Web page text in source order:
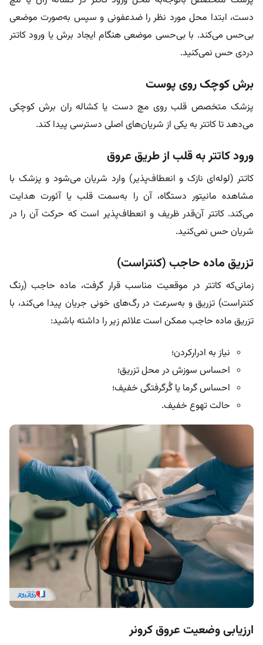
دست، ابتدا محل مورد نظر را ضدعفونی و سپس به‌صورت موضعی
بی‌حس می‌کند. با بی‌حسی موضعی هنگام ایجاد برش یا ورود کاتتر
دردی حس نمی‌کنید.
برش کوچک روی پوست
پزشک متخصص قلب روی مچ دست یا کشاله ران برش کوچکی
می‌دهد تا کاتتر به یکی از شریان‌های اصلی دسترسی پیدا کند.
ورود کاتتر به قلب از طریق عروق
کاتتر (لوله‌ای نازک و انعطاف‌پذیر) وارد شریان می‌شود و پزشک با
مشاهده مانیتور دستگاه، آن را به‌سمت قلب یا آئورت هدایت
می‌کند. کاتتر آن‌قدر ظریف و انعطاف‌پذیر است که حرکت آن را در
شریان حس نمی‌کنید.
تزریق ماده حاجب (کنتراست)
زمانی‌که کاتتر در موقعیت مناسب قرار گرفت، ماده حاجب (رنگ
کنتراست) تزریق و به‌سرعت در رگ‌های خونی جریان پیدا می‌کند، با
تزریق ماده حاجب ممکن است علائم زیر را داشته باشید:
نیاز به ادرارکردن؛
احساس سوزش در محل تزریق؛
احساس گرما یا گُرگرفتگی خفیف؛
حالت تهوع خفیف.
ارزیابی وضعیت عروق کرونر